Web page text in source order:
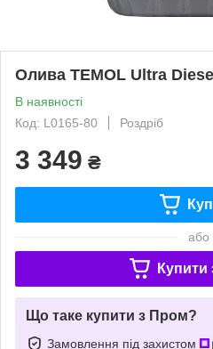
Олива TEMOL Ultra
В наявності
Код: L0165-80
Роздріб
3 349 ₴
або
Купити
Що таке купити з Пром?
Замовлення під захистом